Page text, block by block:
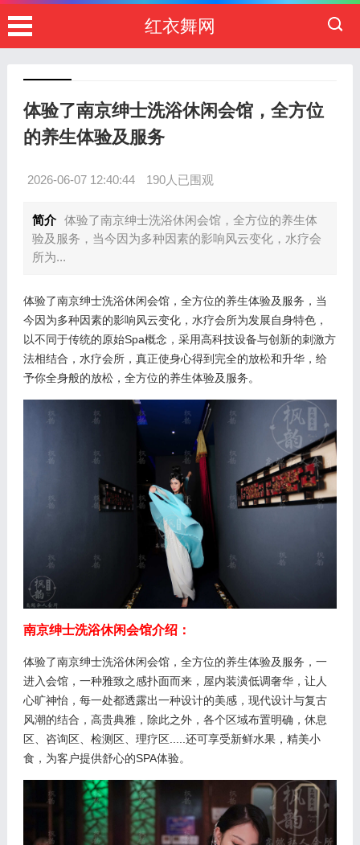
红衣舞网
体验了南京绅士洗浴休闲会馆，全方位
的养生体验及服务
2026-06-07 12:40:44 190人已围观
简介 体验了南京绅士洗浴休闲会馆，全方位的养生体
验及服务，当今因为多种因素的影响风云变化，水疗会
所为...
体验了南京绅士洗浴休闲会馆，全方位的养生体验及服务，当
今因为多种因素的影响风云变化，水疗会所为发展自身特色，
以不同于传统的原始Spa概念，采用高科技设备与创新的刺激方
法相结合，水疗会所，真正使身心得到完全的放松和升华，给
予你全身般的放松，全方位的养生体验及服务。
南京绅士洗浴休闲会馆介绍：
体验了南京绅士洗浴休闲会馆，全方位的养生体验及服务，一
进入会馆，一种雅致之感扑面而来，屋内装潢低调奢华，让人
心旷神怡，每一处都透露出一种设计的美感，现代设计与复古
风潮的结合，高贵典雅，除此之外，各个区域布置明确，休息
区、咨询区、检测区、理疗区.....还可享受新鲜水果，精美小
食，为客户提供舒心的SPA体验。